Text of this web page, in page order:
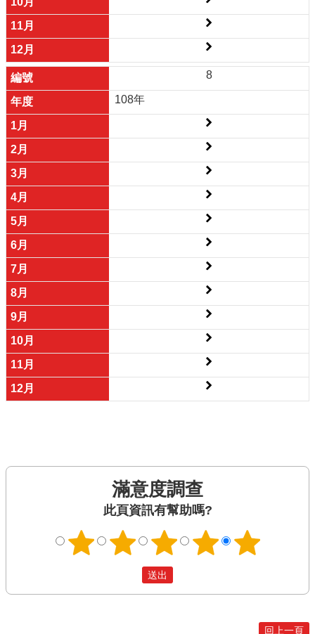
8
108年
滿意度調查
此頁資訊有幫助嗎?
回上一頁